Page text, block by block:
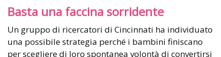
Basta una faccina sorridente
Un gruppo di ricercatori di Cincinnati ha individuato
una possibile strategia perché i bambini finiscano
per scegliere di loro spontanea volontà di convertirsi